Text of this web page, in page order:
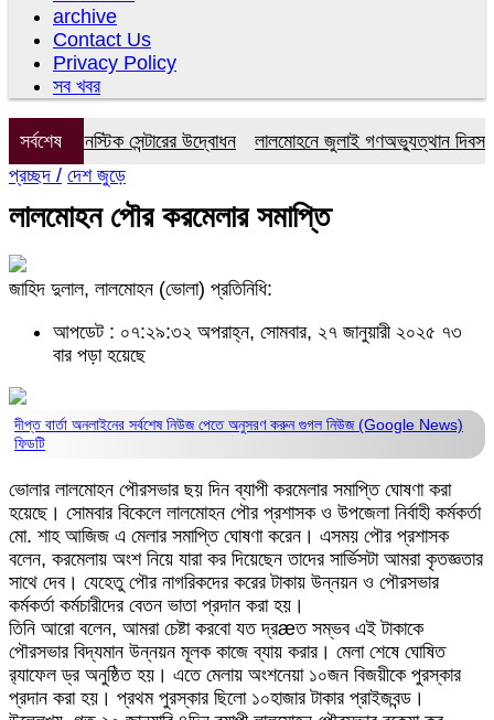
archive
Contact Us
Privacy Policy
সব খবর
সর্বশেষ
ডায়াগনস্টিক সেন্টারের উদ্বোধন
লালমোহনে জুলাই গণঅভ্যুত্থান দিবস
প্রচ্ছদ / দেশ জুড়ে
লালমোহন পৌর করমেলার সমাপ্তি
জাহিদ দুলাল, লালমোহন (ভোলা) প্রতিনিধি:
আপডেট : ০৭:২৯:৩২ অপরাহ্ন, সোমবার, ২৭ জানুয়ারী ২০২৫ ৭৩
বার পড়া হয়েছে
দীপ্ত বার্তা অনলাইনের সর্বশেষ নিউজ পেতে অনুসরণ করুনগুগল নিউজ (Google News)
ফিডটি
ভোলার লালমোহন পৌরসভার ছয় দিন ব্যাপী করমেলার সমাপ্তি ঘোষণা করা
হয়েছে। সোমবার বিকেলে লালমোহন পৌর প্রশাসক ও উপজেলা নির্বাহী কর্মকর্তা
মো. শাহ আজিজ এ মেলার সমাপ্তি ঘোষণা করেন। এসময় পৌর প্রশাসক
বলেন, করমেলায় অংশ নিয়ে যারা কর দিয়েছেন তাদের সার্ভিসটা আমরা কৃতজ্ঞতার
সাথে দেব। যেহেতু পৌর নাগরিকদের করের টাকায় উন্নয়ন ও পৌরসভার
কর্মকর্তা কর্মচারীদের বেতন ভাতা প্রদান করা হয়।
তিনি আরো বলেন, আমরা চেষ্টা করবো যত দ্রæত সম্ভব এই টাকাকে
পৌরসভার বিদ্যমান উন্নয়ন মূলক কাজে ব্যায় করার। মেলা শেষে ঘোষিত
র‌্যাফেল ড্র অনুষ্ঠিত হয়। এতে মেলায় অংশনেয়া ১০জন বিজয়ীকে পুরস্কার
প্রদান করা হয়। প্রথম পুরস্কার ছিলো ১০হাজার টাকার প্রাইজবন্ড।